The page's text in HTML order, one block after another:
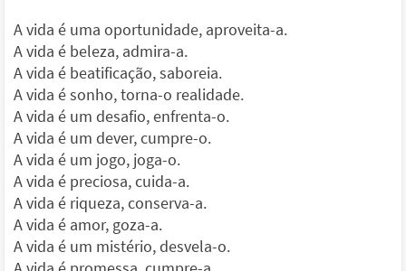
A vida é uma oportunidade, aproveita-a.
A vida é beleza, admira-a.
A vida é beatificação, saboreia.
A vida é sonho, torna-o realidade.
A vida é um desafio, enfrenta-o.
A vida é um dever, cumpre-o.
A vida é um jogo, joga-o.
A vida é preciosa, cuida-a.
A vida é riqueza, conserva-a.
A vida é amor, goza-a.
A vida é um mistério, desvela-o.